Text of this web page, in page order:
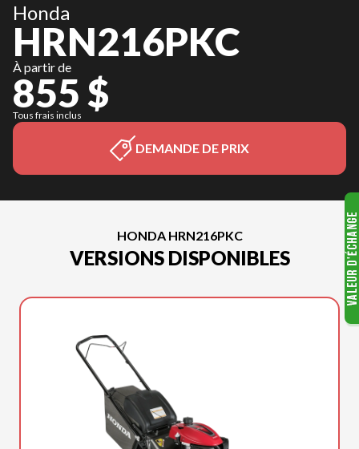
Honda
HRN216PKC
À partir de
855 $
Tous frais inclus
DEMANDE DE PRIX
HONDA HRN216PKC
VERSIONS DISPONIBLES